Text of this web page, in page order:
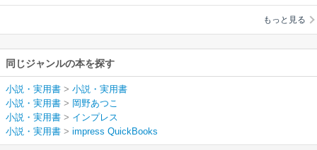
もっと見る
同じジャンルの本を探す
小説・実用書 > 小説・実用書
小説・実用書 > 岡野あつこ
小説・実用書 > インプレス
小説・実用書 > impress QuickBooks